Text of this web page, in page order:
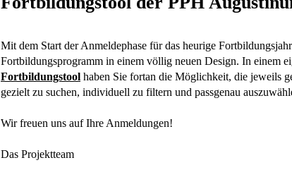
Mit dem Start der Anmeldephase für das heurige
Fortbildungsprogramm in einem völlig neuen Design. In einem
Fortbildungstool haben Sie fortan die Möglichkeit, die jeweils
gezielt zu suchen, individuell zu filtern und passgenau
Wir freuen uns auf Ihre Anmeldungen!
Das Projektteam